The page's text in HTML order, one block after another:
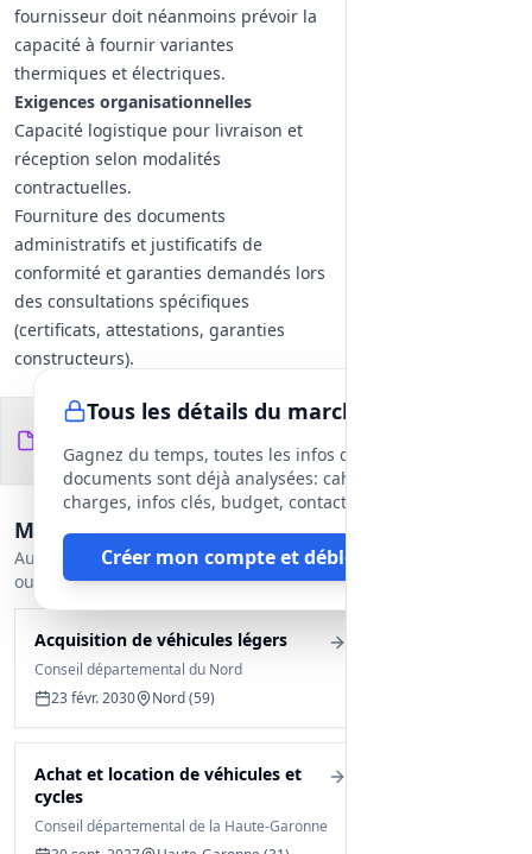
fournisseur doit néanmoins prévoir la
capacité à fournir variantes
thermiques et électriques.
Exigences organisationnelles
Capacité logistique pour livraison et
réception selon modalités
contractuelles.
Fourniture des documents
administratifs et justificatifs de
conformité et garanties demandés lors
des consultations spécifiques
(certificats, attestations, garanties
constructeurs).
Tous les détails du marché
Gagnez du temps, toutes les infos des
documents sont déjà analysées: cahier des
charges, infos clés, budget, contact, etc
Créer mon compte et débloquer
Documents du
DCE
fichiers
Marchés similaires
Autres appels d'offres proches encore
ouverts.
Acquisition de véhicules légers
Conseil départemental du Nord
23 févr. 2030
Nord (59)
Achat et location de véhicules et
cycles
Conseil départemental de la Haute-Garonne